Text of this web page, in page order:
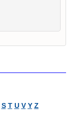
S T U V Y Z